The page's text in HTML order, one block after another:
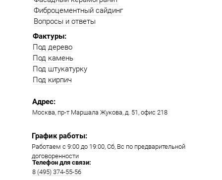
Фактуры:
Под дерево
Под камень
Под штукатурку
Под кирпич
Работаем с 9:00 до 19:00​, Сб, Вс по предварительной
договоренности
Москва, пр-т Маршала Жукова, д. 51, офис 218​​
Фиброцементный сайдинг
Вопросы и ответы
Адрес:
График работы:
Телефон для связи:
8 (495) 374-55-56​